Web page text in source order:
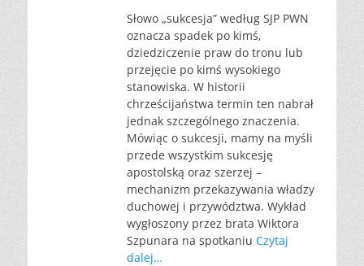
Słowo „sukcesja” według SJP PWN
oznacza spadek po kimś,
dziedziczenie praw do tronu lub
przejęcie po kimś wysokiego
stanowiska. W historii
chrześcijaństwa termin ten nabrał
jednak szczególnego znaczenia.
Mówiąc o sukcesji, mamy na myśli
przede wszystkim sukcesję
apostolską oraz szerzej –
mechanizm przekazywania władzy
duchowej i przywództwa. Wykład
wygłoszony przez brata Wiktora
Szpunara na spotkaniu Czytaj
dalej…